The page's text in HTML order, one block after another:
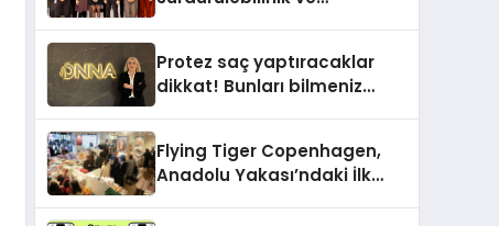
Protez saç yaptıracaklar
dikkat! Bunları bilmeniz
Flying Tiger Copenhagen,
Anadolu Yakası’ndaki İlk